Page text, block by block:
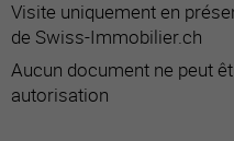
Visite uniquement en
de Swiss-Immobilier.ch
Aucun document ne peut
autorisation